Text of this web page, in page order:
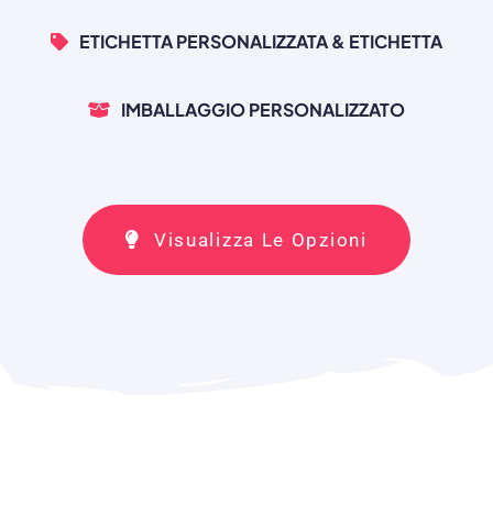
ETICHETTA PERSONALIZZATA & ETICHETTA
IMBALLAGGIO PERSONALIZZATO
Visualizza Le Opzioni